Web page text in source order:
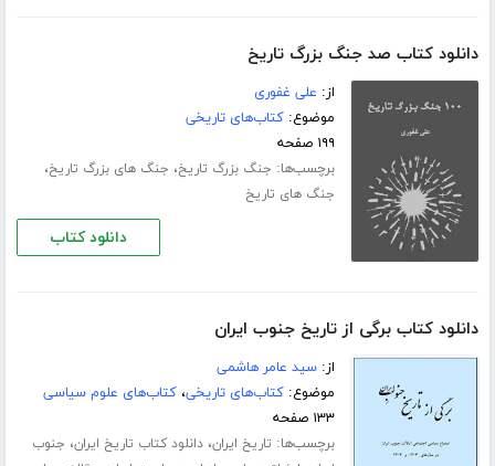
دانلود کتاب صد جنگ بزرگ تاریخ
از: علی غفوری
موضوع:کتاب‌های تاریخی
۱۹۹ صفحه
برچسب‌ها: جنگ بزرگ تاریخ، جنگ های بزرگ تاریخ،
جنگ های تاریخ
دانلود کتاب
دانلود کتاب برگی از تاریخ جنوب ایران
از:سید عامر هاشمی
موضوع:کتاب‌های تاریخی،کتاب‌های علوم سیاسی
۱۳۳ صفحه
برچسب‌ها: تاریخ ایران،دانلود کتاب تاریخ ایران، جنوب